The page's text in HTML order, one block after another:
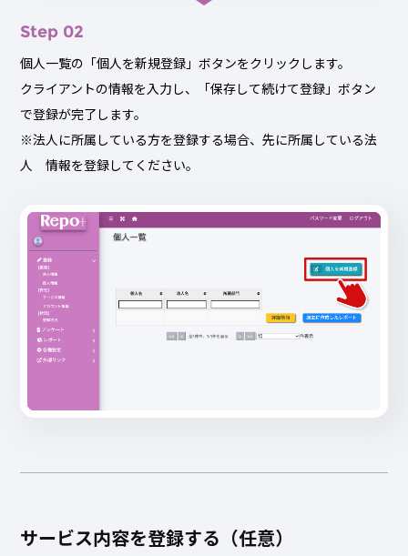
Step 02
個人一覧の「個人を新規登録」ボタンをクリックします。
クライアントの情報を入力し、「保存して続けて登録」ボタン
で登録が完了します。
※法人に所属している方を登録する場合、先に所属している法
人 情報を登録してください。
サービス内容を登録する（任意）